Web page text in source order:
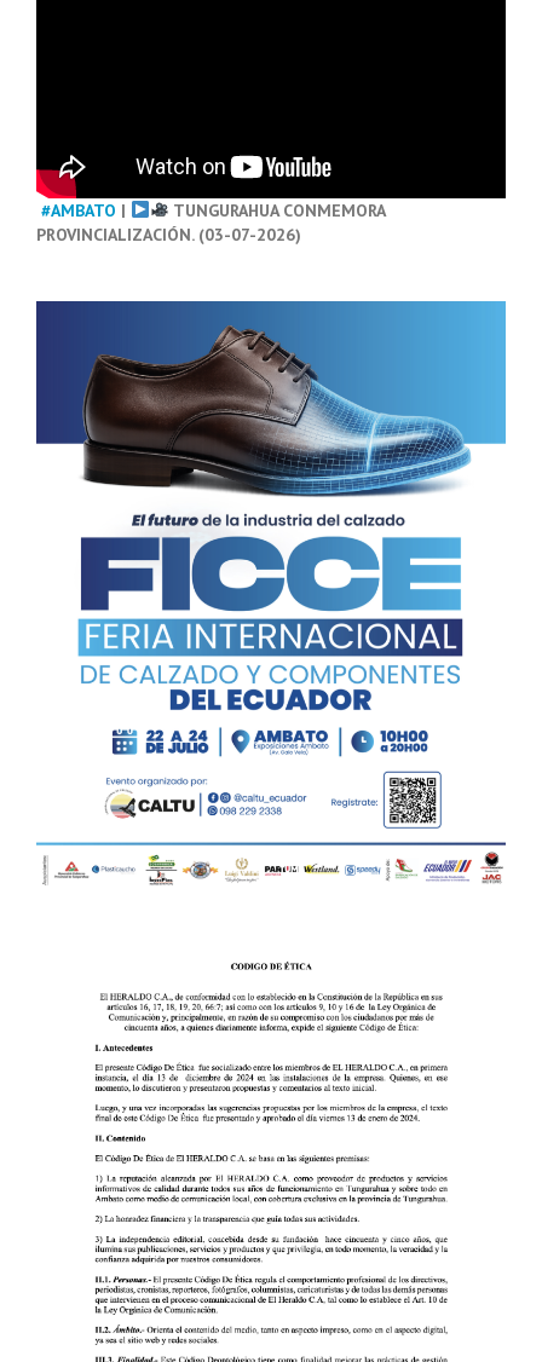
#AMBATO |
TUNGURAHUA CONMEMORA
PROVINCIALIZACIÓN. (03-07-2026)